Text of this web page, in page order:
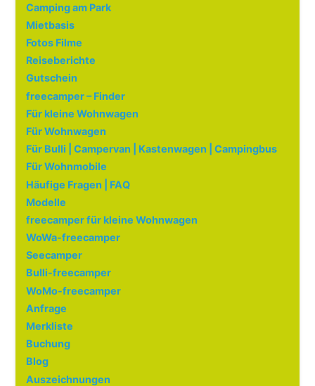
Camping am Park
Mietbasis
Fotos Filme
Reiseberichte
Gutschein
freecamper – Finder
Für kleine Wohnwagen
Für Wohnwagen
Für Bulli | Campervan | Kastenwagen | Campingbus
Für Wohnmobile
Häufige Fragen | FAQ
Modelle
freecamper für kleine Wohnwagen
WoWa-freecamper
Seecamper
Bulli-freecamper
WoMo-freecamper
Anfrage
Merkliste
Buchung
Blog
Auszeichnungen